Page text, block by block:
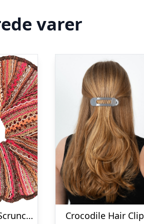
varer
Saint Tropez Scrunchie Crocodile Hair Clip